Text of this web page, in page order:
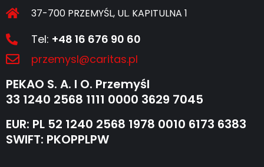
37-700 PRZEMYŚL, UL. KAPITULNA 1
Tel: +48 16 676 90 60
przemysl@caritas.pl
PEKAO S. A. I O. Przemyśl
33 1240 2568 1111 0000 3629 7045
EUR: PL 52 1240 2568 1978 0010 6173 6383
SWIFT: PKOPPLPW